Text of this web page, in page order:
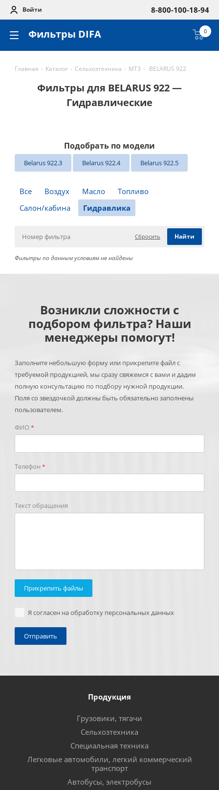
Войти 8-800-100-18-94
Фильтры DIFA 0
Главная - Каталог - Сельхозтехника - МТЗ - BELARUS 922
Фильтры для BELARUS 922 —
Гидравлические
Подобрать по модели
Belarus 922.3 Belarus 922.4 Belarus 922.5
Все Воздух Масло
Топливо
Салон/кабина
Гидравлика
Сбросить
Фильтры по данным условиям не найдены
Возникли сложности с
подбором фильтра? Наши
менеджеры помогут!
Заполните небольшую форму или прикрепите файл с
требуемой продукцией, мы сразу свяжемся с вами и дадим
полную консультацию по подбору нужной продукции.
Поля со звездочкой должны быть обязательно заполнены
пользователем.
ФИО*
Телефон *
Текст обращения
Прикрепить файлы
Я согласен на обработку персональных данных
Продукция
Грузовики, тягачи
Сельхозтехника
Специальная техника
Легковые автомобили, легкий коммерческий
транспорт
Автобусы, электробусы